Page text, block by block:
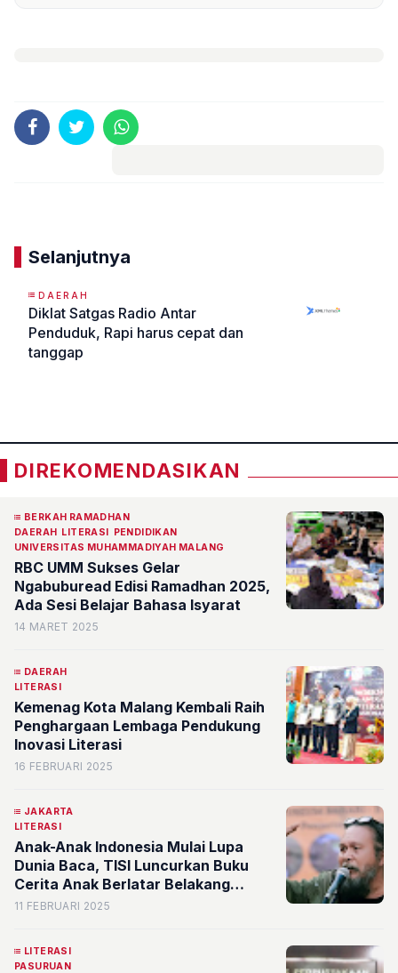
Selanjutnya
DAERAH
Diklat Satgas Radio Antar
Penduduk, Rapi harus cepat dan
tanggap
DIREKOMENDASIKAN
BERKAH RAMADHAN
DAERAH LITERASI PENDIDIKAN
UNIVERSITAS MUHAMMADIYAH MALANG
RBC UMM Sukses Gelar
Ngabuburead Edisi Ramadhan 2025,
Ada Sesi Belajar Bahasa Isyarat
14 MARET 2025
DAERAH
LITERASI
Kemenag Kota Malang Kembali Raih
Penghargaan Lembaga Pendukung
Inovasi Literasi
16 FEBRUARI 2025
JAKARTA
LITERASI
Anak-Anak Indonesia Mulai Lupa
Dunia Baca, TISI Luncurkan Buku
Cerita Anak Berlatar Belakang
Berbagai Tradisi Daerah
11 FEBRUARI 2025
LITERASI
PASURUAN